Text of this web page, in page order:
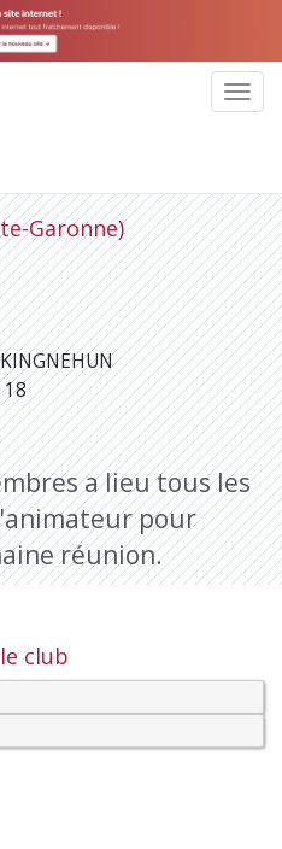
Garonne)
18
a lieu tous les
pour
réunion.
club